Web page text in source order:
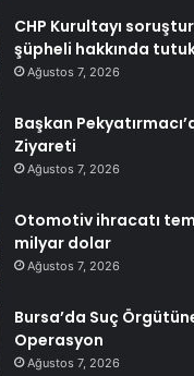
CHP Kurultayı
şüpheli hakkında
Ağustos 7, 2026
Başkan
Ziyareti
Ağustos 7, 2026
Otomotiv ihracatı
milyar dolar
Ağustos 7, 2026
Bursa’da Suç
Operasyon
Ağustos 7, 2026